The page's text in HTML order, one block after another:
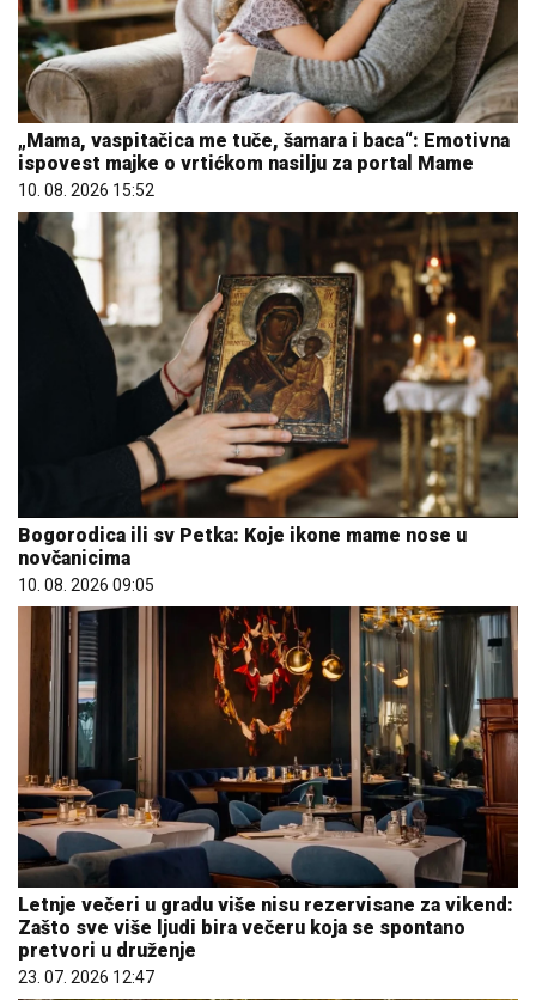
„Mama, vaspitačica me tuče, šamara i baca“: Emotivna
ispovest majke o vrtićkom nasilju za portal Mame
10. 08. 2026 15:52
Bogorodica ili sv Petka: Koje ikone mame nose u
novčanicima
10. 08. 2026 09:05
Letnje večeri u gradu više nisu rezervisane za vikend:
Zašto sve više ljudi bira večeru koja se spontano
pretvori u druženje
23. 07. 2026 12:47